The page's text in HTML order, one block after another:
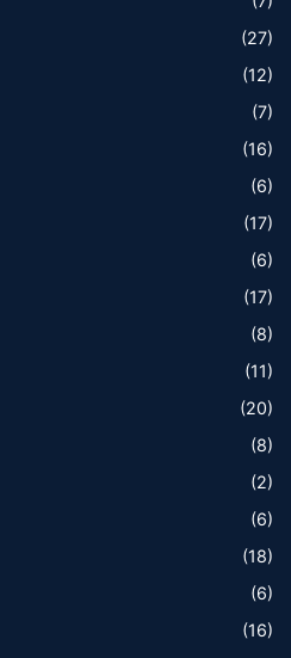
(27)
(12)
(7)
(16)
(6)
(17)
(6)
(17)
(8)
(11)
(20)
(8)
(2)
(6)
(18)
(6)
(16)